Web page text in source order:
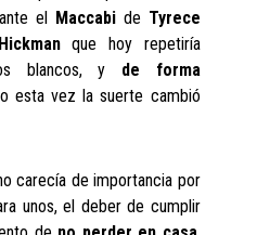
el
Maccabi de Tyrece
que hoy repetiría
blancos, y de forma
esta vez la suerte cambió
carecía de importancia por
unos, el deber de cumplir